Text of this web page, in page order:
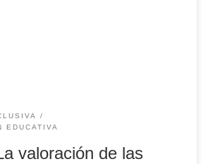
EDUCATIVA
valoración de las